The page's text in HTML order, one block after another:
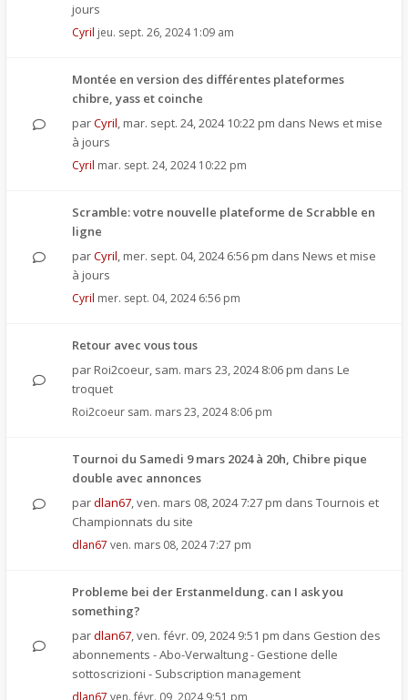
jours
Cyril jeu. sept. 26, 2024 1:09 am
Montée en version des différentes plateformes
chibre, yass et coinche
parCyril, mar. sept. 24, 2024 10:22 pm dans News et mise
à jours
Cyril mar. sept. 24, 2024 10:22 pm
Scramble: votre nouvelle plateforme de Scrabble en
ligne
parCyril, mer. sept. 04, 2024 6:56 pm dans News et mise
à jours
Cyril mer. sept. 04, 2024 6:56 pm
Retour avec vous tous
par Roi2coeur, sam. mars 23, 2024 8:06 pm dans Le
troquet
Roi2coeur sam. mars 23, 2024 8:06 pm
Tournoi du Samedi 9 mars 2024 à 20h, Chibre pique
double avec annonces
pardlan67,ven. mars 08, 2024 7:27 pm dans Tournois et
Championnats du site
dlan67 ven. mars 08, 2024 7:27 pm
Probleme bei der Erstanmeldung. can I ask you
something?
pardlan67,ven. févr. 09, 2024 9:51 pm dans Gestion des
abonnements - Abo-Verwaltung - Gestione delle
sottoscrizioni - Subscription management
dlan67 ven. févr. 09, 2024 9:51 pm